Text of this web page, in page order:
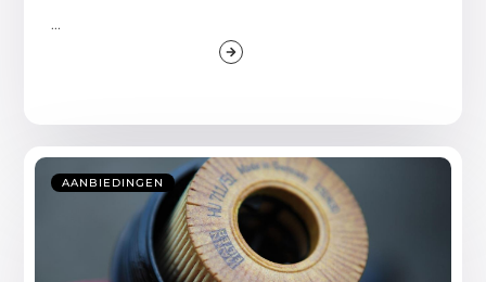
...
AANBIEDINGEN